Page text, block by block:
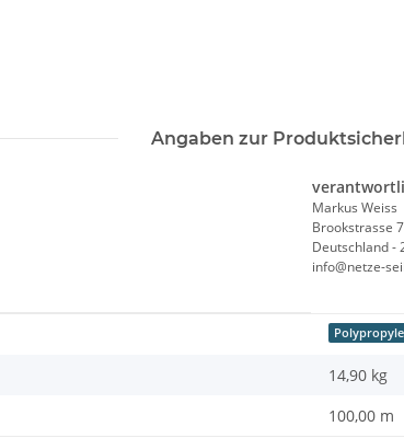
Angaben zur
Markus Weiss
Brookstrasse 7
Deutschland -
info@netze-
14,90 kg
100,00 m